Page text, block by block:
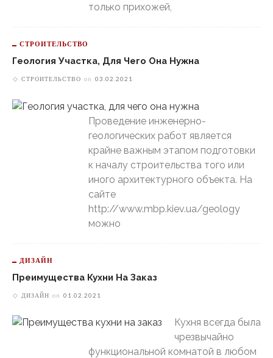
только прихожей,
СТРОИТЕЛЬСТВО
Геология Участка, Для Чего Она Нужна
СТРОИТЕЛЬСТВО on 03.02.2021
Проведение инженерно-
геологических работ является
крайне важным этапом подготовки
к началу строительства того или
иного архитектурного объекта. На
сайте
http://www.mbp.kiev.ua/geology
можно
ДИЗАЙН
Преимущества Кухни На Заказ
ДИЗАЙН on 01.02.2021
Кухня всегда была
чрезвычайно
функциональной комнатой в любом